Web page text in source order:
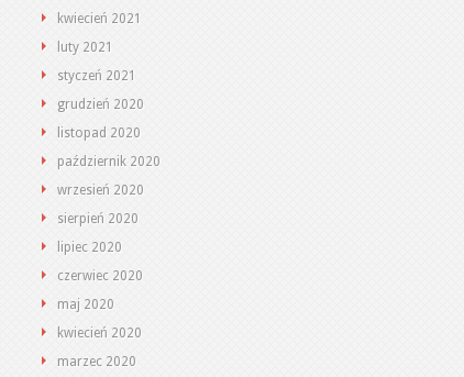
kwiecień 2021
luty 2021
styczeń 2021
grudzień 2020
listopad 2020
październik 2020
wrzesień 2020
sierpień 2020
lipiec 2020
czerwiec 2020
maj 2020
kwiecień 2020
marzec 2020